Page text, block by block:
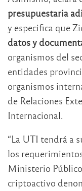
presupuestaria
y especifica que
datos y
organismos del
entidades
organismos
de Relaciones
Internacional.
“La UTI tendrá a
los
Ministerio
criptoactivo